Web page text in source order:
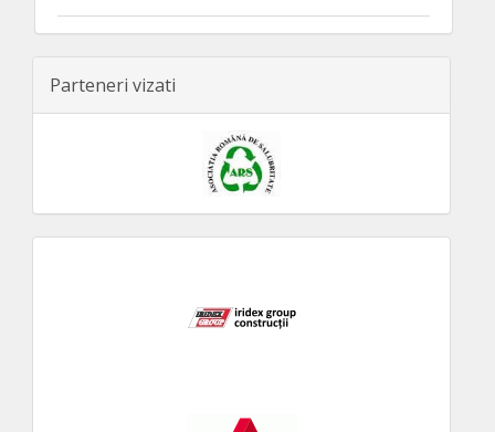
Parteneri vizati